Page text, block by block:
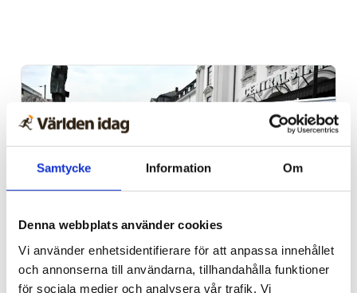
Samtycke Information Om
Denna webbplats använder cookies
Vi använder enhetsidentifierare för att anpassa innehållet
och annonserna till användarna, tillhandahålla funktioner
för sociala medier och analysera vår trafik. Vi
Ledare
Ta med samtliga V-